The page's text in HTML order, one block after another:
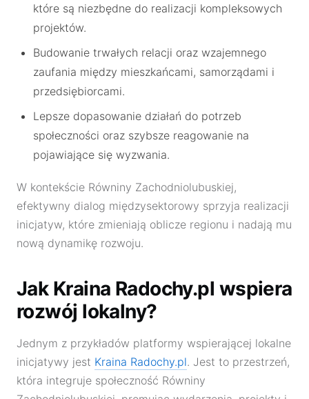
które są niezbędne do realizacji kompleksowych
projektów.
Budowanie trwałych relacji oraz wzajemnego
zaufania między mieszkańcami, samorządami i
przedsiębiorcami.
Lepsze dopasowanie działań do potrzeb
społeczności oraz szybsze reagowanie na
pojawiające się wyzwania.
W kontekście Równiny Zachodniolubuskiej,
efektywny dialog międzysektorowy sprzyja realizacji
inicjatyw, które zmieniają oblicze regionu i nadają mu
nową dynamikę rozwoju.
Jak Kraina Radochy.pl wspiera
rozwój lokalny?
Jednym z przykładów platformy wspierającej lokalne
inicjatywy jest Kraina Radochy.pl. Jest to przestrzeń,
która integruje społeczność Równiny